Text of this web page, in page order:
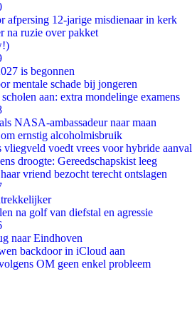
afpersing 12-jarige misdienaar in kerk
na ruzie over pakket
is begonnen
mentale schade bij jongeren
aan: extra mondelinge examens
NASA-ambassadeur naar maan
ernstig alcoholmisbruik
voedt vrees voor hybride aanval
droogte: Gereedschapskist leeg
vriend bezocht terecht ontslagen
na golf van diefstal en agressie
naar Eindhoven
backdoor in iCloud aan
OM geen enkel probleem